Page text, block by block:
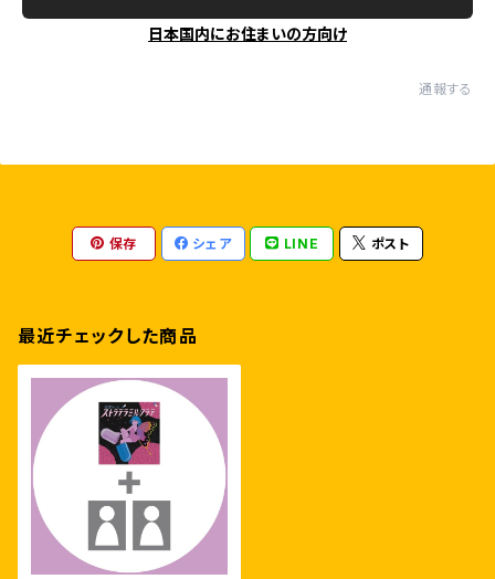
日本国内にお住まいの方向け
通報する
保存 シェア LINE ポスト
最近チェックした商品